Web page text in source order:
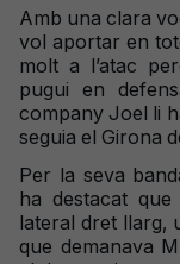
Amb una clara
vol aportar en
molt a l’atac
pugui en
company Joel li
seguia el Girona
Per la seva
ha destacat
lateral dret llarg,
que demanava